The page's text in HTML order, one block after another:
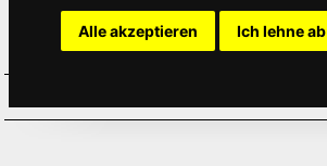
Alle akzeptieren Ich lehne ab